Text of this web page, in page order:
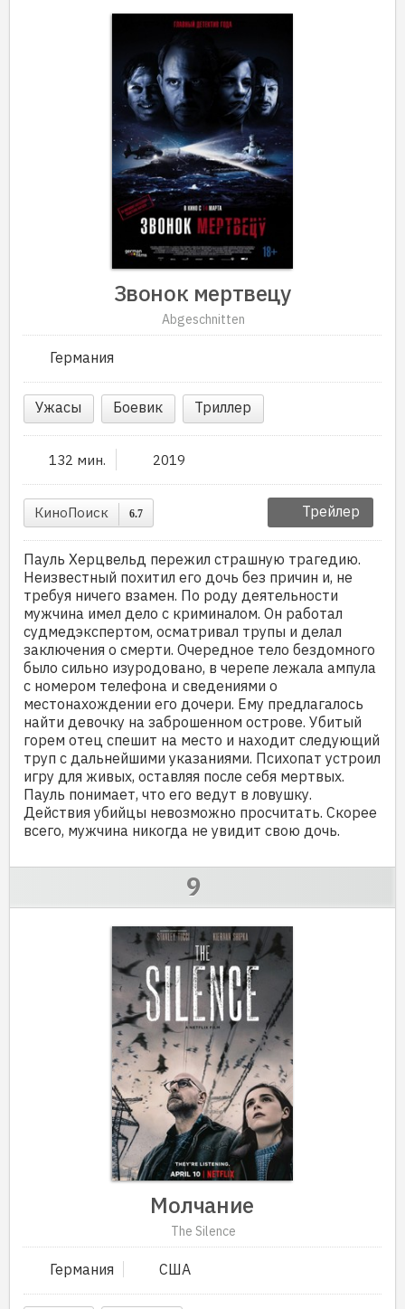
Звонок мертвецу
Abgeschnitten
Германия
Ужасы Боевик Триллер
132 мин. 2019
КиноПоиск 6.7 Трейлер
Пауль Херцвельд пережил страшную трагедию.
Неизвестный похитил его дочь без причин и, не
требуя ничего взамен. По роду деятельности
мужчина имел дело с криминалом. Он работал
судмедэкспертом, осматривал трупы и делал
заключения о смерти. Очередное тело бездомного
было сильно изуродовано, в черепе лежала ампула
с номером телефона и сведениями о
местонахождении его дочери. Ему предлагалось
найти девочку на заброшенном острове. Убитый
горем отец спешит на место и находит следующий
труп с дальнейшими указаниями. Психопат устроил
игру для живых, оставляя после себя мертвых.
Пауль понимает, что его ведут в ловушку.
Действия убийцы невозможно просчитать. Скорее
всего, мужчина никогда не увидит свою дочь.
Молчание
The Silence
Германия США